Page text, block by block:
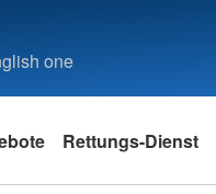
one
Rettungs-Dienst